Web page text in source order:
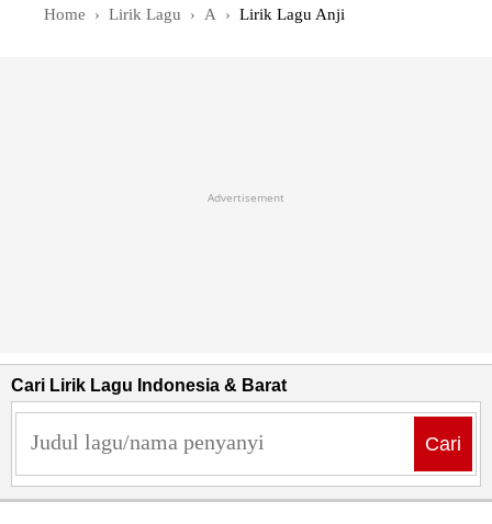
Home Lirik Lagu A Lirik Lagu Anji
Advertisement
Cari Lirik Lagu Indonesia & Barat
Cari